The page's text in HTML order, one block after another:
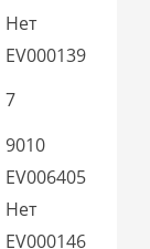
Нет
EV000139
7
9010
EV006405
Нет
EV000146